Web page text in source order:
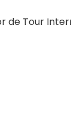
de Tour